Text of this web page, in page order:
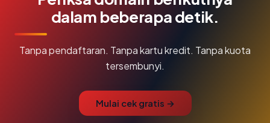
dalam beberapa detik.
Tanpa pendaftaran. Tanpa kartu kredit. Tanpa kuota
tersembunyi.
Mulai cek gratis →